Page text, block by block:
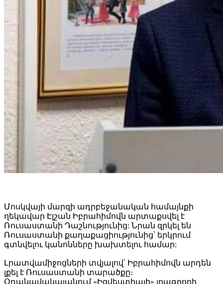
Մոսկվայի մարզի ադրբեջանական համայնքի
ղեկավար Էլշան Իբրահիմովն արտաքսվել է
Ռուսաստանի Դաշնությունից: Նրան զրկել են
Ռուսաստանի քաղաքացիությունից՝ երկրում
գտնվելու կանոնները խախտելու համար:
Լրատվամիջոցների տվյալով՝ Իբրահիմովն արդեն
լքել է Ռուսաստանի տարածքը։
Օդանավակայանում «Իզվեստիայի» լրագրողի